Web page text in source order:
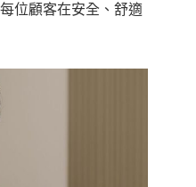
位顧客在安全、舒適